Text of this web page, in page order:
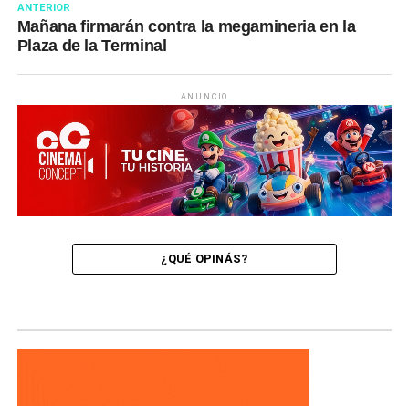
ANTERIOR
Mañana firmarán contra la megamineria en la
Plaza de la Terminal
ANUNCIO
¿QUÉ OPINÁS?